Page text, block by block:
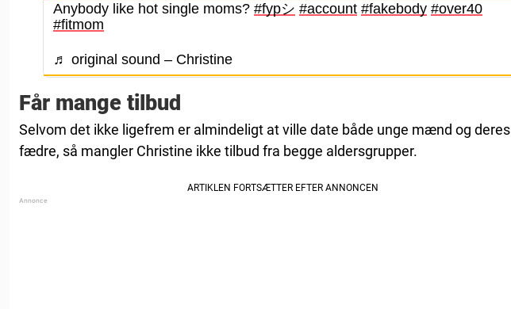
Anybody like hot single moms? #fypシ #account #fakebody #over40
#fitmom
♬ original sound – Christine
Får mange tilbud
Selvom det ikke ligefrem er almindeligt at ville date både unge mænd og deres
fædre, så mangler Christine ikke tilbud fra begge aldersgrupper.